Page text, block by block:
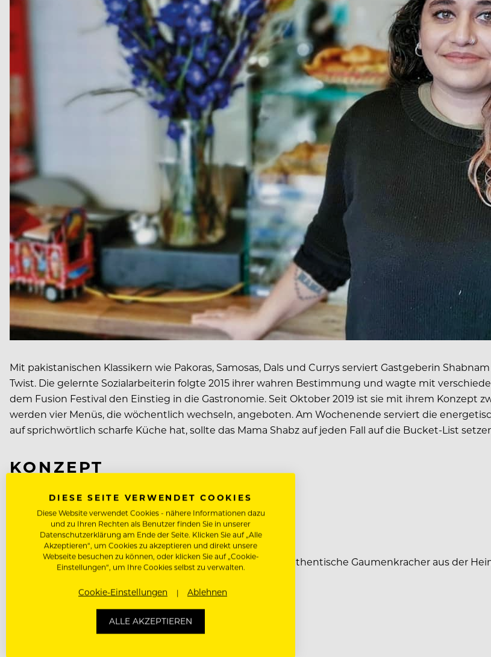
Mit pakistanischen Klassikern wie Pakoras, Samosas, Dals und Currys serviert Gastgeberin
Twist. Die gelernte Sozialarbeiterin folgte 2015 ihrer wahren Bestimmung und wagte mit
dem Fusion Festival den Einstieg in die Gastronomie. Seit Oktober 2019 ist sie mit ihrem Konzept
werden vier Menüs, die wöchentlich wechseln, angeboten. Am Wochenende serviert die
auf sprichwörtlich scharfe Küche hat, sollte das Mama Shabz auf jeden Fall auf die Bucket-List
KONZEPT
Street-Food-Restaurant mit pakistanischen Klassikern.
SPEISEN
Pakoras, Samosa Chaana, Chaat oder Nihari. Scharfe und Authentische Gaumenkracher aus der
www.mamashabz.com
DIESE SEITE VERWENDET COOKIES
Diese Website verwendet Cookies - nähere Informationen dazu
und zu Ihren Rechten als Benutzer finden Sie in unserer
Datenschutzerklärung am Ende der Seite. Klicken Sie auf „Alle
Akzeptieren“, um Cookies zu akzeptieren und direkt unsere
Webseite besuchen zu können, oder klicken Sie auf „Cookie-
Einstellungen“, um Ihre Cookies selbst zu verwalten.
Cookie-Einstellungen Ablehnen
ALLE AKZEPTIEREN